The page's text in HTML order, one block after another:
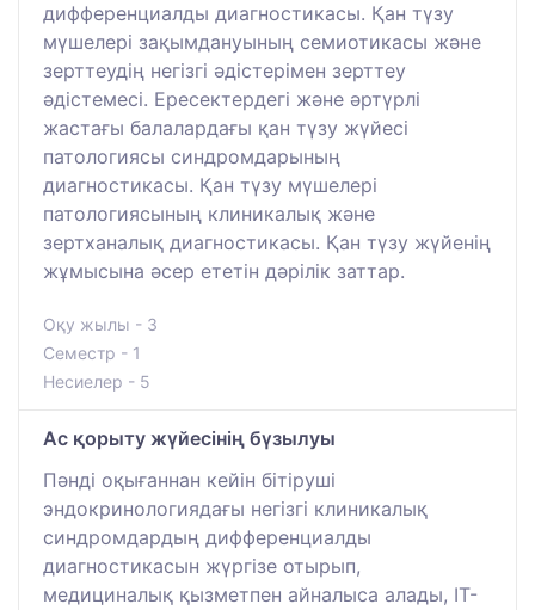
дифференциалды диагностикасы. Қан түзу
мүшелері зақымдануының семиотикасы және
зерттеудің негізгі әдістерімен зерттеу
әдістемесі. Ересектердегі және әртүрлі
жастағы балалардағы қан түзу жүйесі
патологиясы синдромдарының
диагностикасы. Қан түзу мүшелері
патологиясының клиникалық және
зертханалық диагностикасы. Қан түзу жүйенің
жұмысына әсер ететін дәрілік заттар.
Оқу жылы - 3
Семестр - 1
Несиелер - 5
Ас қорыту жүйесінің бүзылуы
Пәнді оқығаннан кейін бітіруші
эндокринологиядағы негізгі клиникалық
синдромдардың дифференциалды
диагностикасын жүргізе отырып,
медициналық қызметпен айналыса алады, IT-